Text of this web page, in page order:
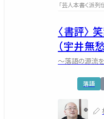
「芸人本書く派列
〈書評〉
（宇井無
～落語の源流を
落語